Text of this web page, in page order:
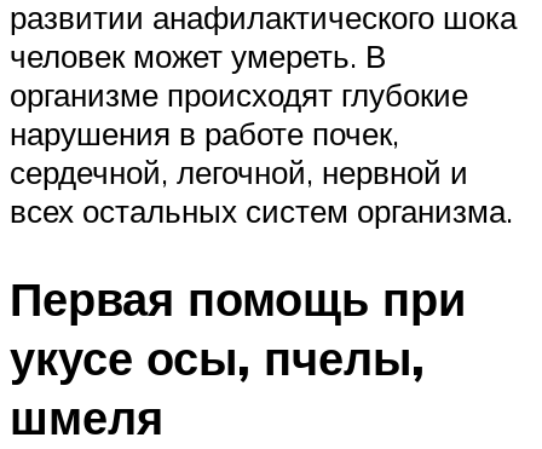
развитии анафилактического шока
человек может умереть. В
организме происходят глубокие
нарушения в работе почек,
сердечной, легочной, нервной и
всех остальных систем организма.
Первая помощь при
укусе осы, пчелы,
шмеля